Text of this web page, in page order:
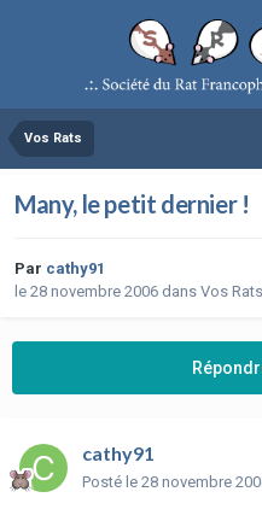
Vos Rats
Many, le petit dernier !
Par cathy91
le 28 novembre 2006 dans Vos Rats
cathy91
Posté le 28 novembre